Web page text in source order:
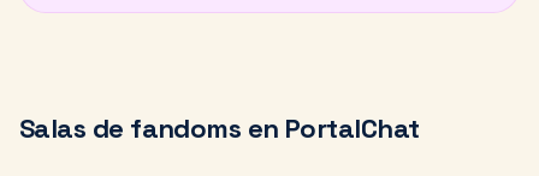
Salas de fandoms en PortalChat